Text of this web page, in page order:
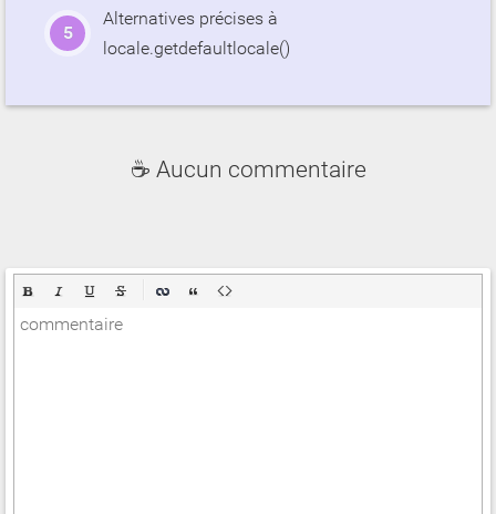
Alternatives précises à
locale.getdefaultlocale()
☕ Aucun commentaire